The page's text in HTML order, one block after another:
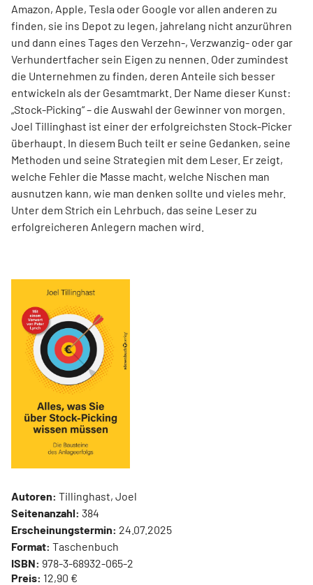
Amazon, Apple, Tesla oder Google vor allen anderen zu
finden, sie ins Depot zu legen, jahrelang nicht anzurühren
und dann eines Tages den Verzehn-, Verzwanzig- oder gar
Verhundertfacher sein Eigen zu nennen. Oder zumindest
die Unternehmen zu finden, deren Anteile sich besser
entwickeln als der Gesamtmarkt. Der Name dieser Kunst:
„Stock-Picking“ – die Auswahl der Gewinner von morgen.
Joel Tillinghast ist einer der erfolgreichsten Stock-Picker
überhaupt. In diesem Buch teilt er seine Gedanken, seine
Methoden und seine Strategien mit dem Leser. Er zeigt,
welche Fehler die Masse macht, welche Nischen man
ausnutzen kann, wie man denken sollte und vieles mehr.
Unter dem Strich ein Lehrbuch, das seine Leser zu
erfolgreicheren Anlegern machen wird.
Autoren: Tillinghast, Joel
Seitenanzahl: 384
Erscheinungstermin: 24.07.2025
Format: Taschenbuch
ISBN: 978-3-68932-065-2
Preis: 12,90 €